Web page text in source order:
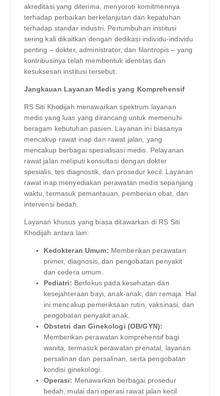
akreditasi yang diterima, menyoroti komitmennya
terhadap perbaikan berkelanjutan dan kepatuhan
terhadap standar industri. Pertumbuhan institusi
sering kali dikaitkan dengan dedikasi individu-individu
penting – dokter, administrator, dan filantropis – yang
kontribusinya telah membentuk identitas dan
kesuksesan institusi tersebut.
Jangkauan Layanan Medis yang Komprehensif
RS Siti Khodijah menawarkan spektrum layanan
medis yang luas yang dirancang untuk memenuhi
beragam kebutuhan pasien. Layanan ini biasanya
mencakup rawat inap dan rawat jalan, yang
mencakup berbagai spesialisasi medis. Pelayanan
rawat jalan meliputi konsultasi dengan dokter
spesialis, tes diagnostik, dan prosedur kecil. Layanan
rawat inap menyediakan perawatan medis sepanjang
waktu, termasuk pemantauan, pemberian obat, dan
intervensi bedah.
Layanan khusus yang biasa ditawarkan di RS Siti
Khodijah antara lain:
Kedokteran Umum: Memberikan perawatan
primer, diagnosis, dan pengobatan penyakit
dan cedera umum.
Pediatri: Berfokus pada kesehatan dan
kesejahteraan bayi, anak-anak, dan remaja. Hal
ini mencakup pemeriksaan rutin, vaksinasi, dan
pengobatan penyakit anak.
Obstetri dan Ginekologi (OB/GYN):
Memberikan perawatan komprehensif bagi
wanita, termasuk perawatan prenatal, layanan
persalinan dan persalinan, serta pengobatan
kondisi ginekologi.
Operasi: Menawarkan berbagai prosedur
bedah, mulai dari operasi rawat jalan kecil